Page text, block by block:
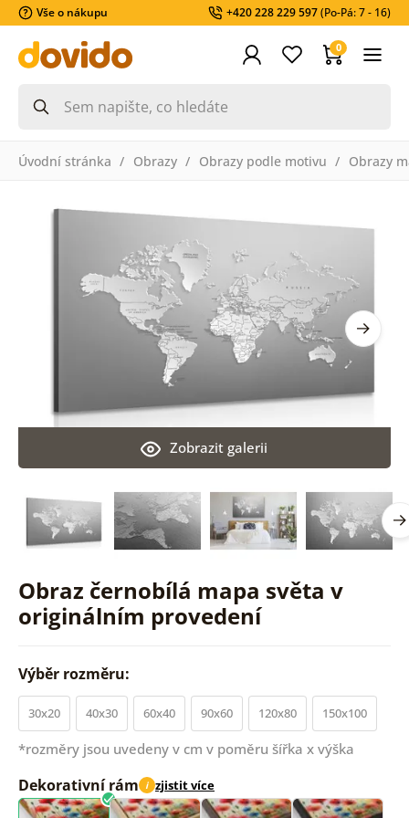
Vše o nákupu +420 228 229 597(Po-Pá: 7 - 16)
0
Úvodní stránka Obrazy Obrazy podle motivu Obrazy
Obraz černobílá mapa světa v
originálním provedení
Zobrazit galerii
Výběr rozměru:
30x20 40x30 60x40 90x60 120x80 150x100
*rozměry jsou uvedeny v cm v poměru šířka x výška
Dekorativní rám i zjistit více